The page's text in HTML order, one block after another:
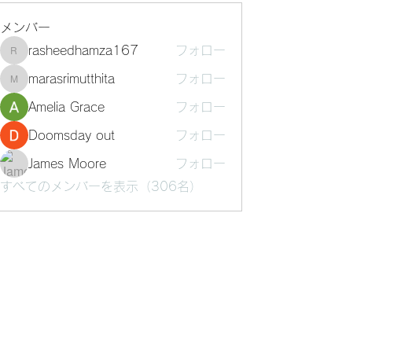
メンバー
rasheedhamza167
rasheedhamza167 フォロー
marasrimutthita
marasrimutthita フォロー
Amelia Grace フォロー
Doomsday out フォロー
James Moore
フォロー
すべてのメンバーを表示（306名）